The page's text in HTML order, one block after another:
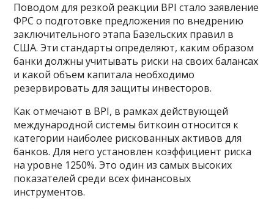
Поводом для резкой реакции BPI стало заявление
ФРС о подготовке предложения по внедрению
заключительного этапа Базельских правил в
США. Эти стандарты определяют, каким образом
банки должны учитывать риски на своих балансах
и какой объем капитала необходимо
резервировать для защиты инвесторов.
Как отмечают в BPI, в рамках действующей
международной системы биткоин относится к
категории наиболее рискованных активов для
банков. Для него установлен коэффициент риска
на уровне 1250%. Это один из самых высоких
показателей среди всех финансовых
инструментов.